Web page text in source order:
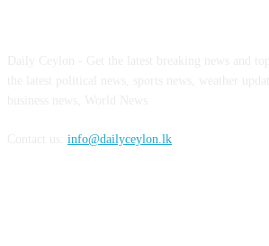
info@dailyceylon.lk